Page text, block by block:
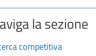
la sezione
competitiva